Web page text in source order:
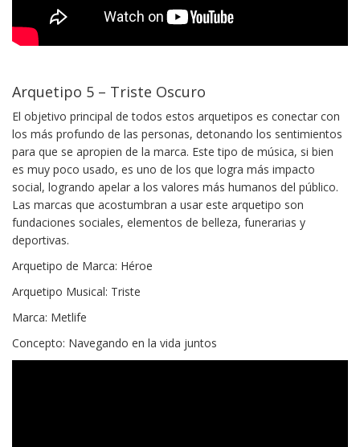
Arquetipo 5 – Triste Oscuro
El objetivo principal de todos estos arquetipos es conectar con
los más profundo de las personas, detonando los sentimientos
para que se apropien de la marca. Este tipo de música, si bien
es muy poco usado, es uno de los que logra más impacto
social, logrando apelar a los valores más humanos del público.
Las marcas que acostumbran a usar este arquetipo son
fundaciones sociales, elementos de belleza, funerarias y
deportivas.
Arquetipo de Marca: Héroe
Arquetipo Musical: Triste
Marca: Metlife
Concepto: Navegando en la vida juntos